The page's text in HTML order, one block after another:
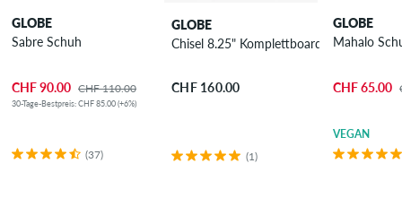
GLOBE
Sabre Schuh
CHF 90.00 CHF 110.00
30-Tage-Bestpreis: CHF 85.00 (+6%)
(37)
GLOBE
Chisel 8.25" Komplettboard
CHF 160.00
(1)
GLOBE
Mahalo
CHF 65.00
VEGAN